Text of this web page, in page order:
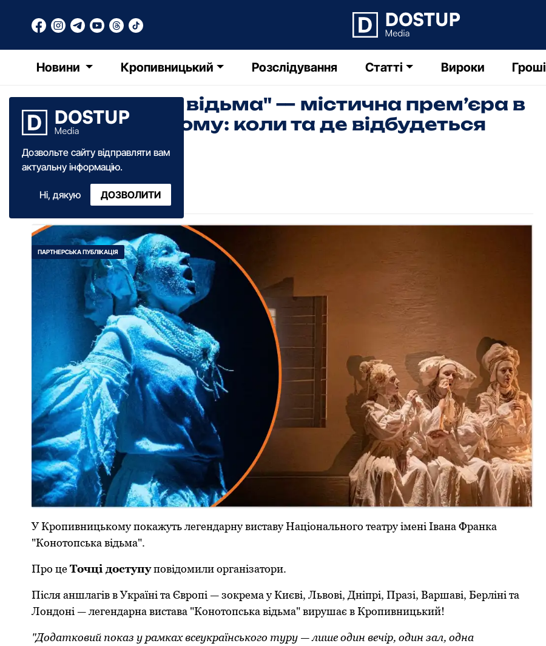
Новини Кропивницький Розслідування Статті Вироки Гроші
Дозвольте сайту відправляти вам
актуальну інформацію.
Ні, дякую ДОЗВОЛИТИ
"Конотопська відьма" — містична прем’єра в
Кропивницькому: коли та де відбудеться
вистава
03 червня·2025
У Кропивницькому покажуть легендарну виставу Національного театру імені Івана Франка
"Конотопська відьма".
Про цеТочці доступуповідомили організатори.
Після аншлагів в Україні та Європі — зокрема у Києві, Львові, Дніпрі, Празі, Варшаві, Берліні та
Лондоні — легендарна вистава "Конотопська відьма" вирушає в Кропивницький!
"Додатковий показ у рамках всеукраїнського туру — лише один вечір, один зал, одна